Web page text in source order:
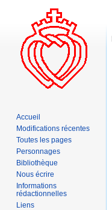
Accueil
Modifications récentes
Toutes les pages
Personnages
Bibliothèque
Nous écrire
Informations
rédactionnelles
Liens